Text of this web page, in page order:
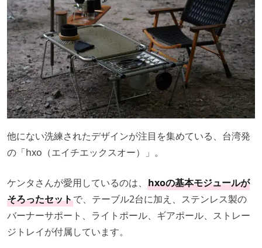
他にない洗練されたデザインが注目を集めている、台湾発
の「hxo（エイチエックスオー）」。
ケンタさんが愛用しているのは、 hxoの基本モジュールが
そろったセットで、テーブル2台に加え、ステンレス製の
バーナーサポート、ライトポール、ギアポール、ストレー
ジトレイが付属しています。